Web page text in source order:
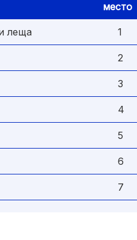
место
леща 1
2
3
4
5
6
7